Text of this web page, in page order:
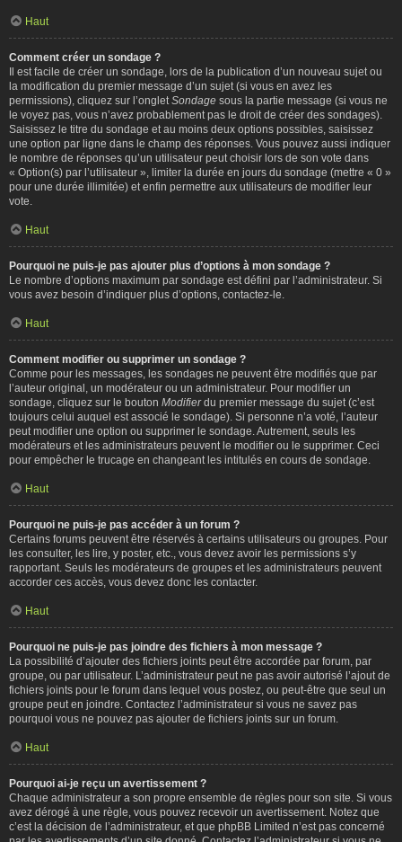
Haut
Comment créer un sondage ?
Il est facile de créer un sondage, lors de la publication d’un nouveau sujet ou
la modification du premier message d’un sujet (si vous en avez les
permissions), cliquez sur l’onglet Sondage sous la partie message (si vous ne
le voyez pas, vous n’avez probablement pas le droit de créer des sondages).
Saisissez le titre du sondage et au moins deux options possibles, saisissez
une option par ligne dans le champ des réponses. Vous pouvez aussi indiquer
le nombre de réponses qu’un utilisateur peut choisir lors de son vote dans
« Option(s) par l’utilisateur », limiter la durée en jours du sondage (mettre « 0 »
pour une durée illimitée) et enfin permettre aux utilisateurs de modifier leur
vote.
Haut
Pourquoi ne puis-je pas ajouter plus d’options à mon sondage ?
Le nombre d’options maximum par sondage est défini par l’administrateur. Si
vous avez besoin d’indiquer plus d’options, contactez-le.
Haut
Comment modifier ou supprimer un sondage ?
Comme pour les messages, les sondages ne peuvent être modifiés que par
l’auteur original, un modérateur ou un administrateur. Pour modifier un
sondage, cliquez sur le bouton Modifierdu premier message du sujet (c’est
toujours celui auquel est associé le sondage). Si personne n’a voté, l’auteur
peut modifier une option ou supprimer le sondage. Autrement, seuls les
modérateurs et les administrateurs peuvent le modifier ou le supprimer. Ceci
pour empêcher le trucage en changeant les intitulés en cours de sondage.
Haut
Pourquoi ne puis-je pas accéder à un forum ?
Certains forums peuvent être réservés à certains utilisateurs ou groupes. Pour
les consulter, les lire, y poster, etc., vous devez avoir les permissions s’y
rapportant. Seuls les modérateurs de groupes et les administrateurs peuvent
accorder ces accès, vous devez donc les contacter.
Haut
Pourquoi ne puis-je pas joindre des fichiers à mon message ?
La possibilité d’ajouter des fichiers joints peut être accordée par forum, par
groupe, ou par utilisateur. L’administrateur peut ne pas avoir autorisé l’ajout de
fichiers joints pour le forum dans lequel vous postez, ou peut-être que seul un
groupe peut en joindre. Contactez l’administrateur si vous ne savez pas
pourquoi vous ne pouvez pas ajouter de fichiers joints sur un forum.
Haut
Pourquoi ai-je reçu un avertissement ?
Chaque administrateur a son propre ensemble de règles pour son site. Si vous
avez dérogé à une règle, vous pouvez recevoir un avertissement. Notez que
c’est la décision de l’administrateur, et que phpBB Limited n’est pas concerné